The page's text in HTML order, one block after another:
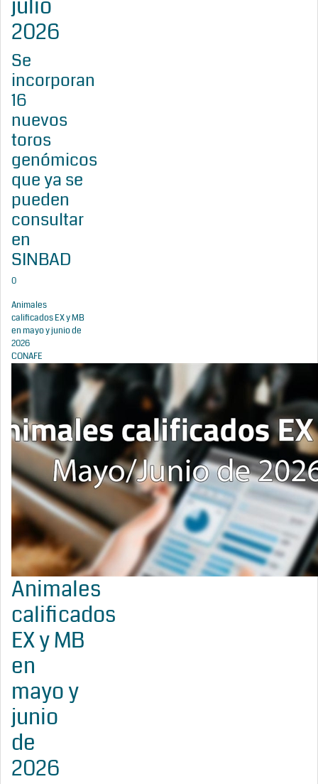
julio
2026
Se
incorporan
16
nuevos
toros
genómicos
que ya se
pueden
consultar
en
SINBAD
0
Animales
calificados EX y MB
en mayo y junio de
2026
CONAFE
Animales
calificados
EX y MB
en
mayo y
junio
de
2026